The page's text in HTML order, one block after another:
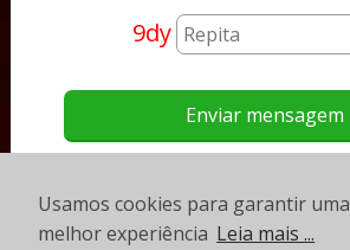
Usamos cookies para garantir uma
melhor experiência Leia mais ...
9dy